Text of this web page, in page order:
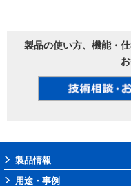
製品の使い方、機能・
製品情報
用途・事例